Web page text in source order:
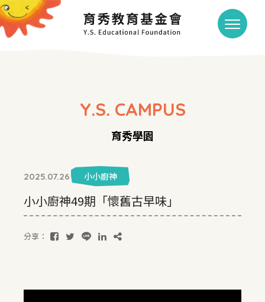
Y.S. CAMPUS
育秀學園
2025.07.26 小小廚神
小小廚神49期「懷舊古早味」
分享：